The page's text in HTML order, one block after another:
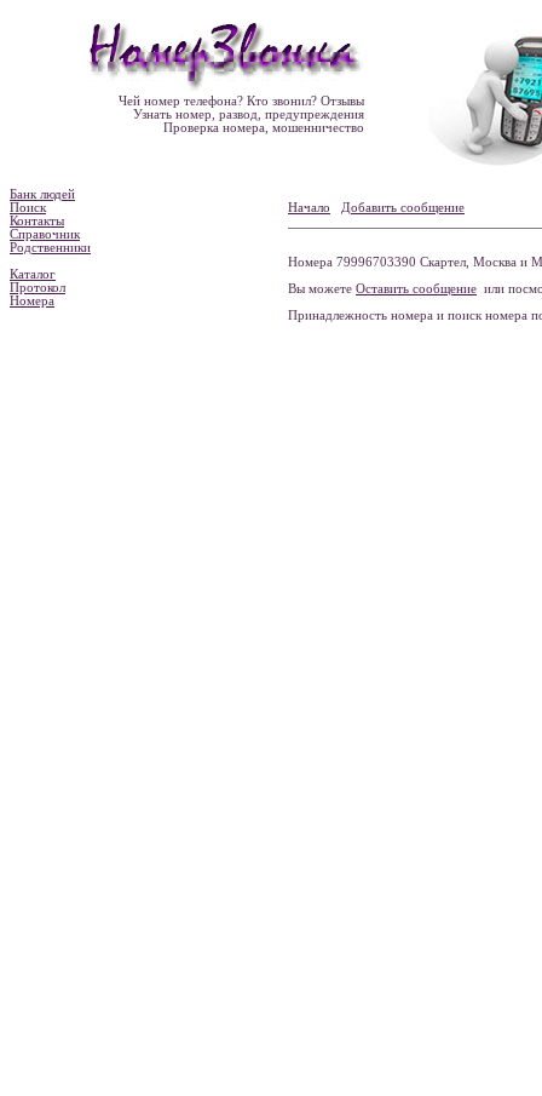
Чей номер телефона? Кто звонил? Отзывы
Узнать номер, развод, предупреждения
Проверка номера, мошенничество
Банк людей
Поиск
Контакты
Справочник
Родственники
Каталог
Протокол
Номера
Начало Добавить сообщение
Номера 79996703390 Скартел, Москва и
Вы можете Оставить сообщение или
Принадлежность номера и поиск номера